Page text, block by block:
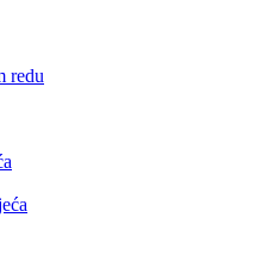
redu